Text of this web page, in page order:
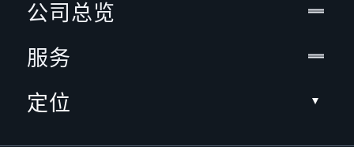
公司总览
服务
定位